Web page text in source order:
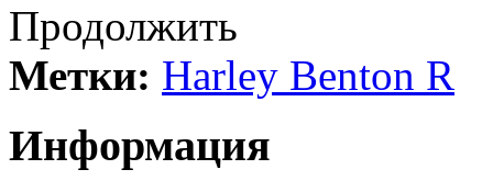
Продолжить
Метки: Harley Benton R
Информация